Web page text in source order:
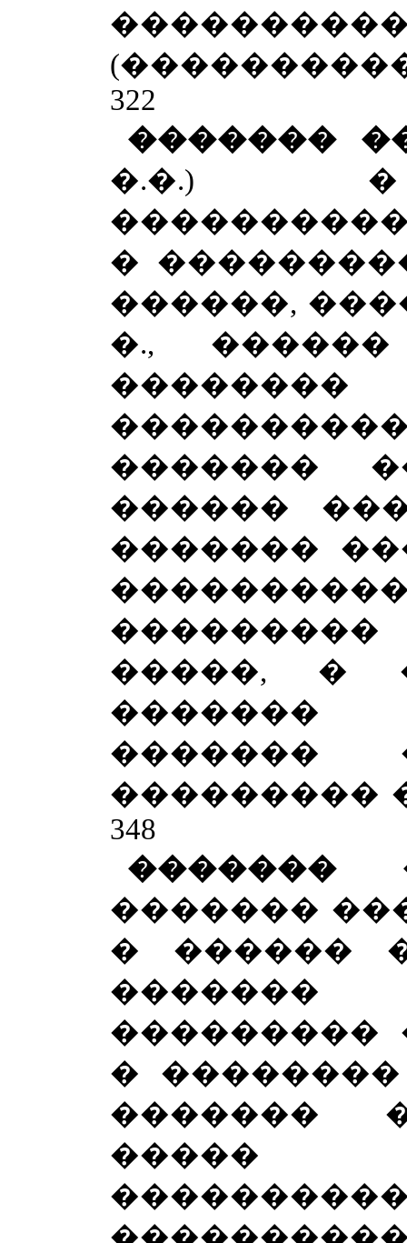
322
�������
�.�.) �
�
������,
�.,
�������
������
�������
�����, �
�������
�������
��������� �
348
�������
� ������
���������
�
�������
�����